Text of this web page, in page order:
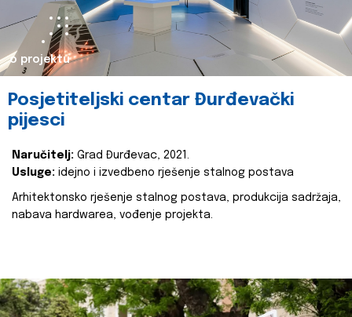
o projektu
Posjetiteljski centar Đurđevački
pijesci
Naručitelj: Grad Đurđevac, 2021.
Usluge: idejno i izvedbeno rješenje stalnog postava
Arhitektonsko rješenje stalnog postava, produkcija sadržaja,
nabava hardwarea, vođenje projekta.